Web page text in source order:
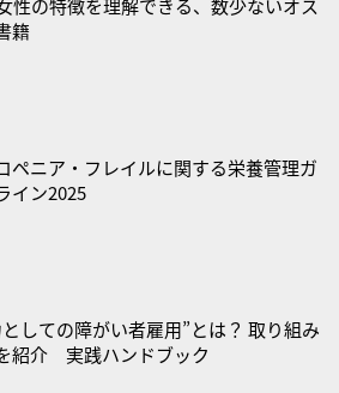
間
化月間
化月間
性の特徴を理解できる、数少ないオス
籍
ペニア・フレイルに関する栄養管理ガ
イン2025
しての障がい者雇用”とは？ 取り組み
紹介 実践ハンドブック